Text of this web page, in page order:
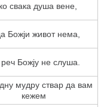
свака душа вене,
Божји живот нема,
реч Божју не слуша.
мудру ствар да вам
кежем